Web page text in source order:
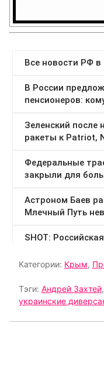
Категории: Крым,
Тэги: Андрей Захтей,
украинские